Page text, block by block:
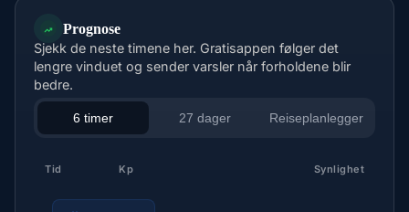
Prognose
Sjekk de neste timene her. Gratisappen følger det
lengre vinduet og sender varsler når forholdene blir
bedre.
6 timer 27 dager Reiseplanlegger
Tid Kp Synlighet